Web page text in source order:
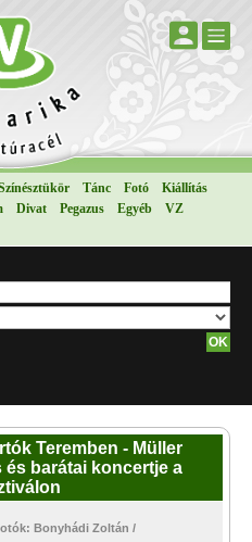
Tánc Fotó
Kiállítás
Divat Pegazus Egyéb
VZ
Teremben - Müller
és barátai koncertje a
Bonyhádi Zoltán /